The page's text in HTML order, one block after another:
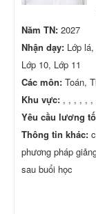
Năm TN: 2027
Nhận dạy: Lớp
Lớp 10, Lớp 11
Các môn: Toán,
Khu vực: , , , , , ,
Yêu cầu lương
Thông tin khác:
phương pháp
sau buổi học